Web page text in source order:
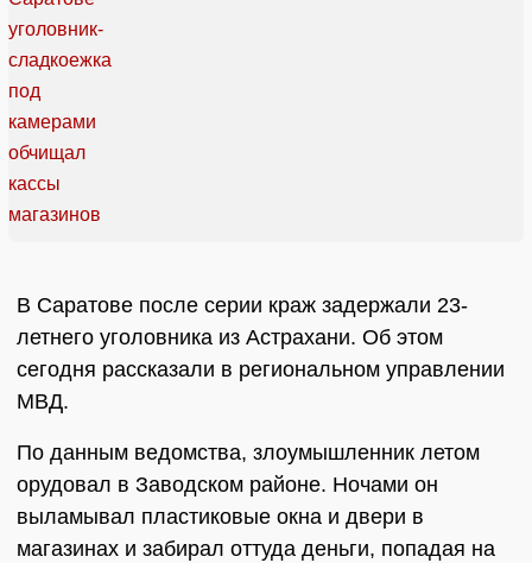
В Саратове после серии краж задержали 23-
летнего уголовника из Астрахани. Об этом
сегодня рассказали в региональном управлении
МВД.
По данным ведомства, злоумышленник летом
орудовал в Заводском районе. Ночами он
выламывал пластиковые окна и двери в
магазинах и забирал оттуда деньги, попадая на